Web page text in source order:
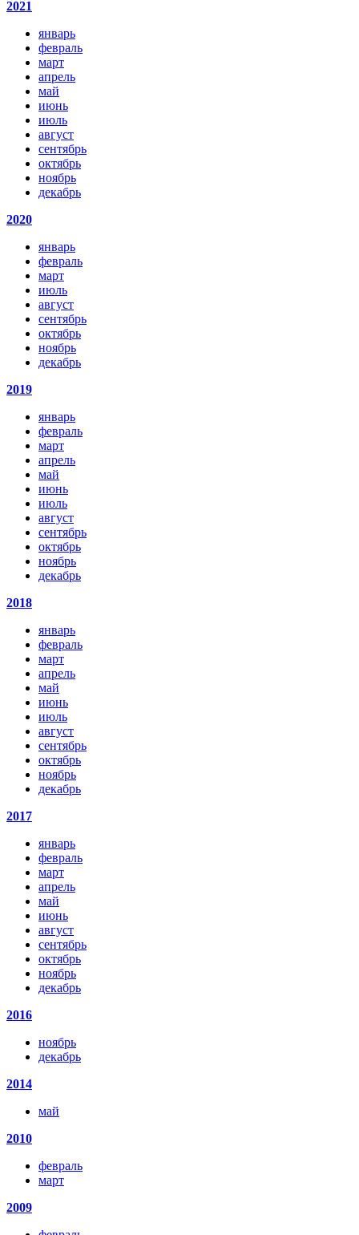
2021
январь
февраль
март
апрель
май
июнь
июль
август
сентябрь
октябрь
ноябрь
декабрь
2020
январь
февраль
март
июль
август
сентябрь
октябрь
ноябрь
декабрь
2019
январь
февраль
март
апрель
май
июнь
июль
август
сентябрь
октябрь
ноябрь
декабрь
2018
январь
февраль
март
апрель
май
июнь
июль
август
сентябрь
октябрь
ноябрь
декабрь
2017
январь
февраль
март
апрель
май
июнь
август
сентябрь
октябрь
ноябрь
декабрь
2016
ноябрь
декабрь
2014
май
2010
февраль
март
2009